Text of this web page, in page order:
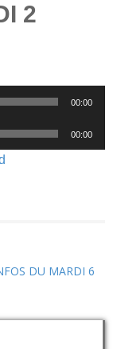
2
00:00
00:00
DU MARDI 6